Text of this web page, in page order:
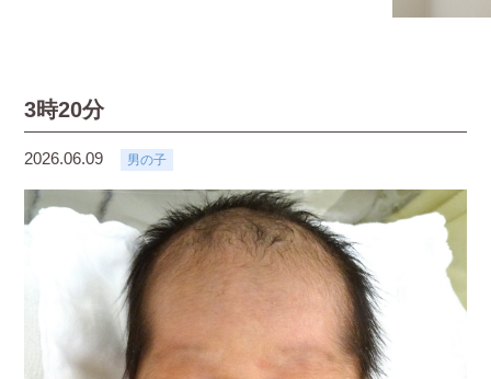
3時20分
2026.06.09 男の子